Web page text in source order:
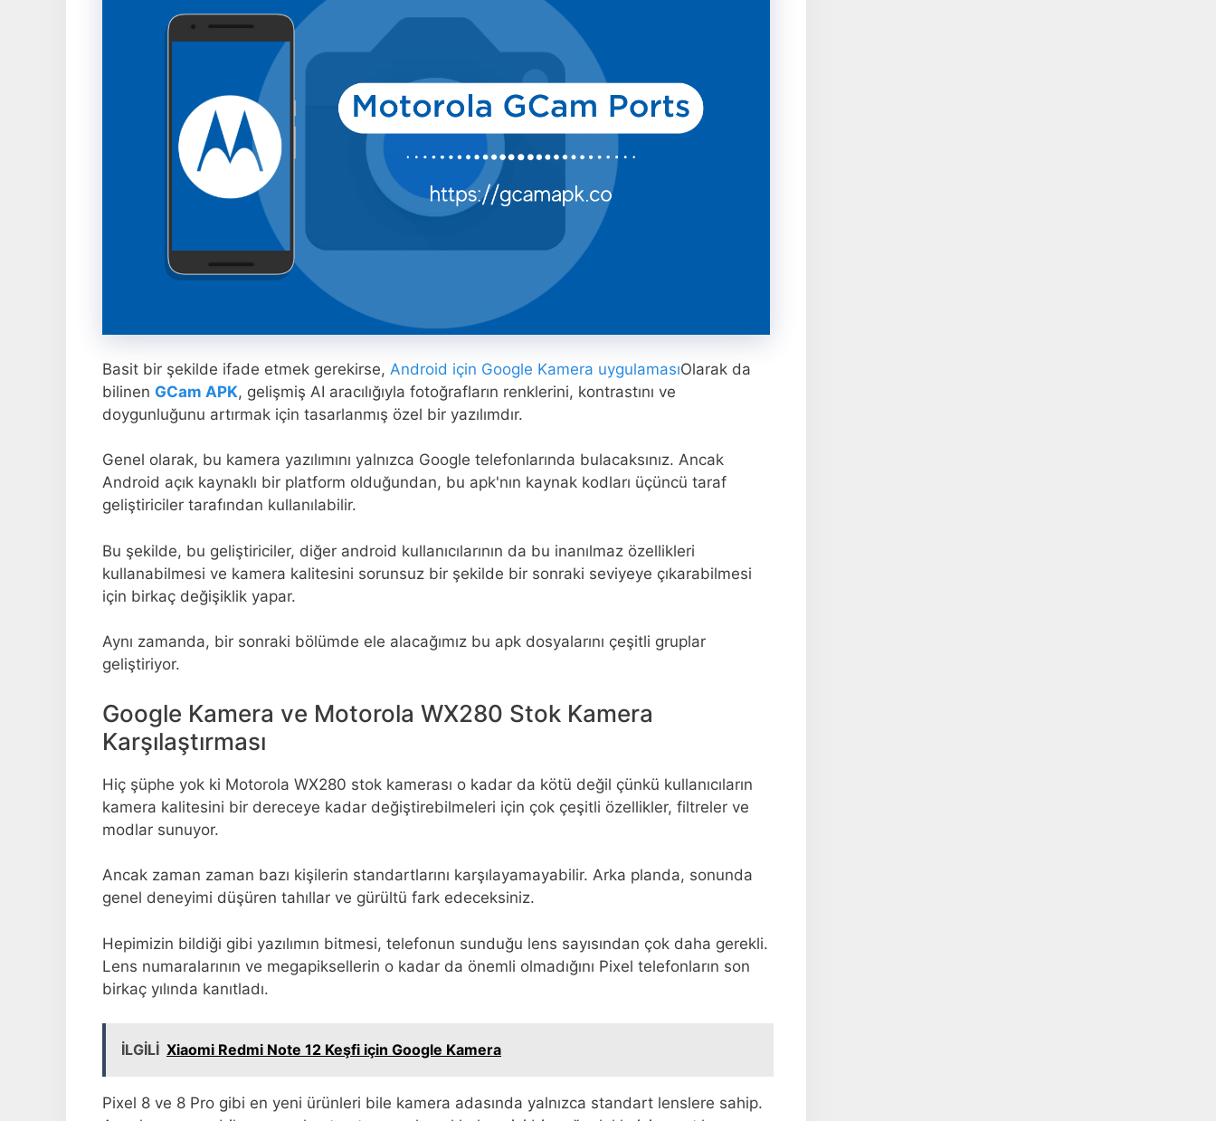
Basit bir şekilde ifade etmek gerekirse, Android için Google Kamera uygulamasıOlarak da
bilinen GCam APK, gelişmiş AI aracılığıyla fotoğrafların renklerini, kontrastını ve
doygunluğunu artırmak için tasarlanmış özel bir yazılımdır.
Genel olarak, bu kamera yazılımını yalnızca Google telefonlarında bulacaksınız. Ancak
Android açık kaynaklı bir platform olduğundan, bu apk'nın kaynak kodları üçüncü taraf
geliştiriciler tarafından kullanılabilir.
Bu şekilde, bu geliştiriciler, diğer android kullanıcılarının da bu inanılmaz özellikleri
kullanabilmesi ve kamera kalitesini sorunsuz bir şekilde bir sonraki seviyeye çıkarabilmesi
için birkaç değişiklik yapar.
Aynı zamanda, bir sonraki bölümde ele alacağımız bu apk dosyalarını çeşitli gruplar
geliştiriyor.
Google Kamera ve Motorola WX280 Stok Kamera
Karşılaştırması
Hiç şüphe yok ki Motorola WX280 stok kamerası o kadar da kötü değil çünkü kullanıcıların
kamera kalitesini bir dereceye kadar değiştirebilmeleri için çok çeşitli özellikler, filtreler ve
modlar sunuyor.
Ancak zaman zaman bazı kişilerin standartlarını karşılayamayabilir. Arka planda, sonunda
genel deneyimi düşüren tahıllar ve gürültü fark edeceksiniz.
Hepimizin bildiği gibi yazılımın bitmesi, telefonun sunduğu lens sayısından çok daha gerekli.
Lens numaralarının ve megapiksellerin o kadar da önemli olmadığını Pixel telefonların son
birkaç yılında kanıtladı.
İLGİLİ Xiaomi Redmi Note 12 Keşfi için Google Kamera
Pixel 8 ve 8 Pro gibi en yeni ürünleri bile kamera adasında yalnızca standart lenslere sahip.